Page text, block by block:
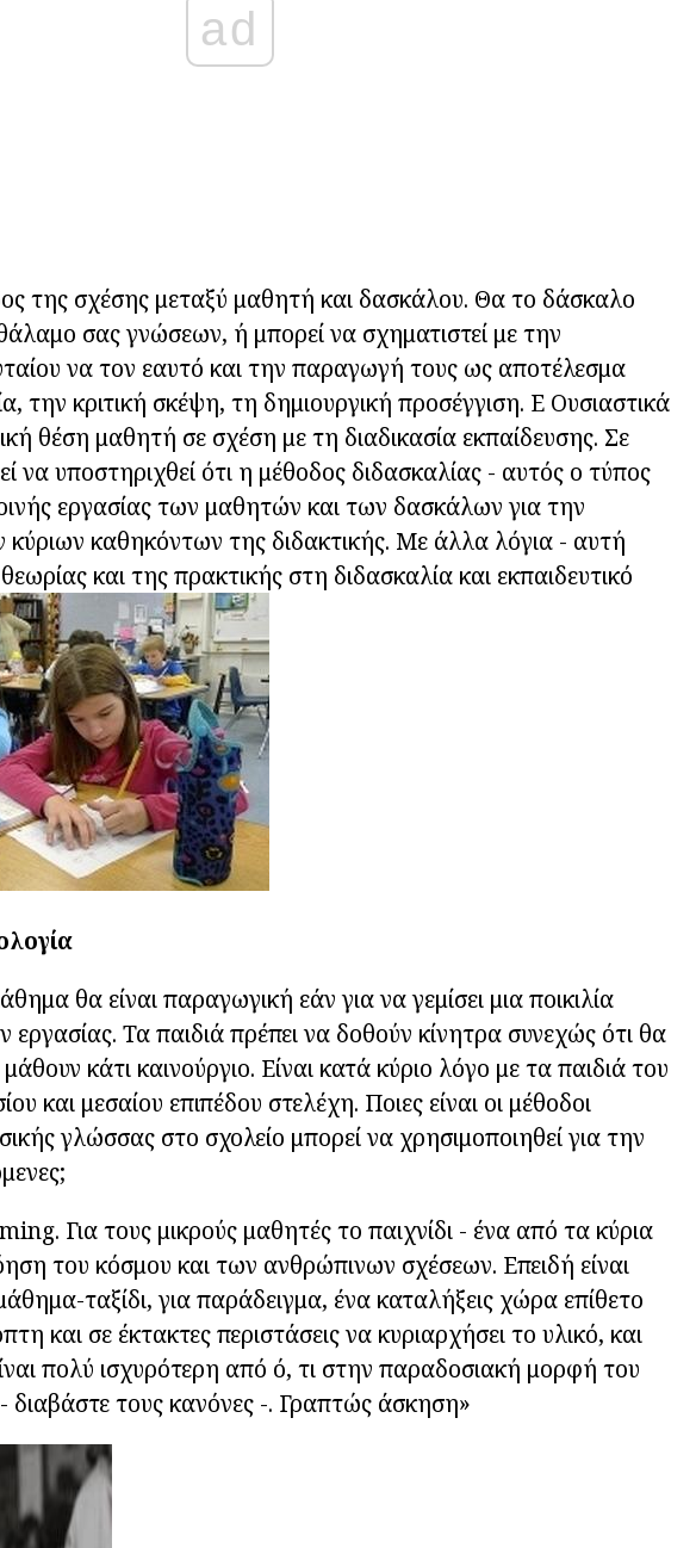
ad
της σχέσης μεταξύ μαθητή και δασκάλου. Θα το δάσκαλο
σας γνώσεων, ή μπορεί να σχηματιστεί με την
να τον εαυτό και την παραγωγή τους ως αποτέλεσμα
την κριτική σκέψη, τη δημιουργική προσέγγιση. Ε Ουσιαστικά
θέση μαθητή σε σχέση με τη διαδικασία εκπαίδευσης. Σε
να υποστηριχθεί ότι η μέθοδος διδασκαλίας - αυτός ο τύπος
εργασίας των μαθητών και των δασκάλων για την
κύριων καθηκόντων της διδακτικής. Με άλλα λόγια - αυτή
και της πρακτικής στη διδασκαλία και εκπαιδευτικό
θα είναι παραγωγική εάν για να γεμίσει μια ποικιλία
Τα παιδιά πρέπει να δοθούν κίνητρα συνεχώς ότι θα
κάτι καινούργιο. Είναι κατά κύριο λόγο με τα παιδιά του
και μεσαίου επιπέδου στελέχη. Ποιες είναι οι μέθοδοι
γλώσσας στο σχολείο μπορεί να χρησιμοποιηθεί για την
Για τους μικρούς μαθητές το παιχνίδι - ένα από τα κύρια
του κόσμου και των ανθρώπινων σχέσεων. Επειδή είναι
ταξίδι, για παράδειγμα, ένα καταλήξεις χώρα επίθετο
και σε έκτακτες περιστάσεις να κυριαρχήσει το υλικό, και
πολύ ισχυρότερη από ό, τι στην παραδοσιακή μορφή του
- διαβάστε τους κανόνες -. Γραπτώς άσκηση»